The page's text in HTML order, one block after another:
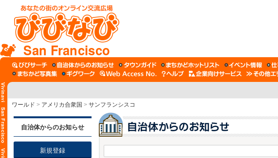
San Francisco
ワールド > アメリカ合衆国 > サンフランシスコ
自治体からのお知らせ
新規登録